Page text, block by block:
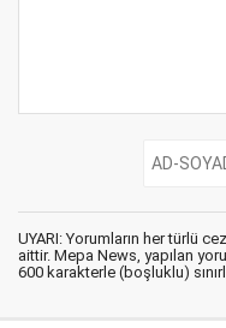
UYARI: Yorumların her türlü
aittir. Mepa News, yapılan
600 karakterle (boşluklu)